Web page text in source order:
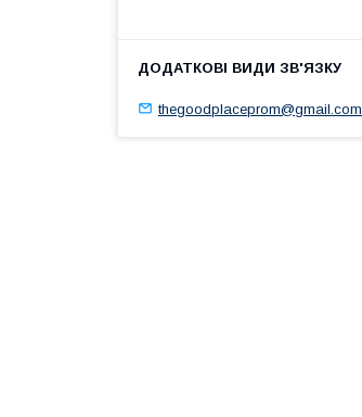
thegoodplaceprom@gmail.com